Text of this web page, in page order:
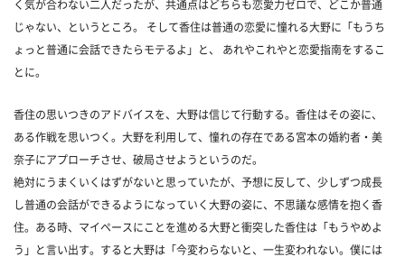
く気が合わない二人だったが、共通点はどちらも恋愛力ゼロで、どこか普通
じゃない、というところ。 そして香住は普通の恋愛に憧れる大野に「もうち
ょっと普通に会話できたらモテるよ」と、 あれやこれやと恋愛指南をするこ
とに。
香住の思いつきのアドバイスを、大野は信じて行動する。香住はその姿に、
ある作戦を思いつく。大野を利用して、憧れの存在である宮本の婚約者・美
奈子にアプローチさせ、破局させようというのだ。
絶対にうまくいくはずがないと思っていたが、予想に反して、少しずつ成長
し普通の会話ができるようになっていく大野の姿に、不思議な感情を抱く香
住。ある時、マイペースにことを進める大野と衝突した香住は「もうやめよ
う」と言い出す。すると大野は「今変わらないと、一生変われない。僕には